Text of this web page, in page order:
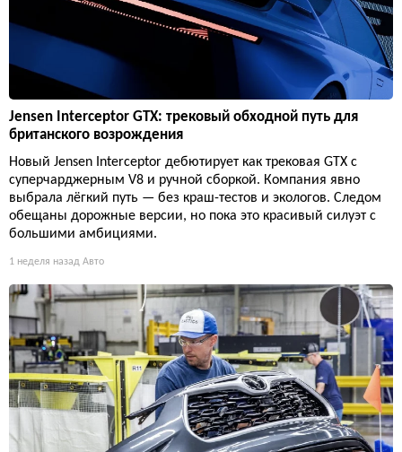
Jensen Interceptor GTX: трековый обходной путь для
британского возрождения
Новый Jensen Interceptor дебютирует как трековая GTX с
суперчарджерным V8 и ручной сборкой. Компания явно
выбрала лёгкий путь — без краш-тестов и экологов. Следом
обещаны дорожные версии, но пока это красивый силуэт с
большими амбициями.
1 неделя назад Авто